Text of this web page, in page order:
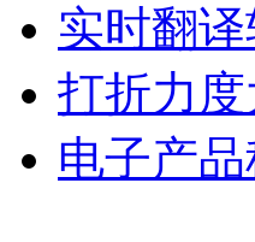
实时翻
打折力
电子产